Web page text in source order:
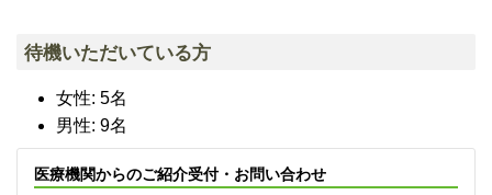
待機いただいている方
女性: 5名
男性: 9名
医療機関からのご紹介受付・お問い合わせ